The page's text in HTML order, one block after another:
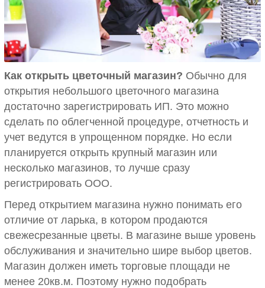
Как открыть цветочный магазин? Обычно для
открытия небольшого цветочного магазина
достаточно зарегистрировать ИП. Это можно
сделать по облегченной процедуре, отчетность и
учет ведутся в упрощенном порядке. Но если
планируется открыть крупный магазин или
несколько магазинов, то лучше сразу
регистрировать ООО.
Перед открытием магазина нужно понимать его
отличие от ларька, в котором продаются
свежесрезанные цветы. В магазине выше уровень
обслуживания и значительно шире выбор цветов.
Магазин должен иметь торговые площади не
менее 20кв.м. Поэтому нужно подобрать